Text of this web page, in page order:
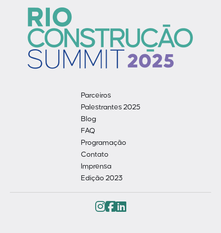
Parceiros
Palestrantes 2025
Blog
FAQ
Programação
Contato
Imprensa
Edição 2023